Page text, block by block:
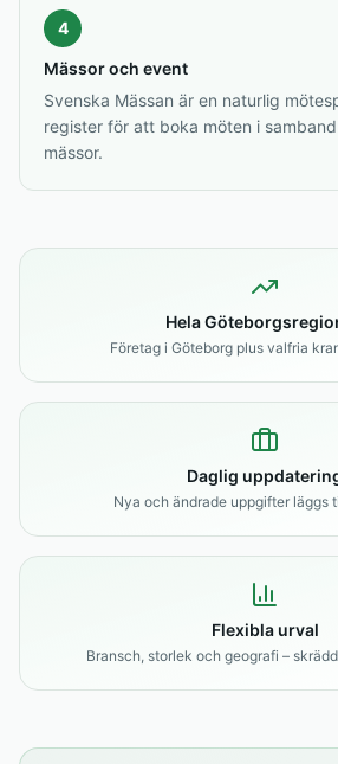
4
Mässor och event
Svenska Mässan är en naturlig
register för att boka möten i
mässor.
Hela
Företag i Göteborg plus valfria
Daglig
Nya och ändrade uppgifter läggs
Flexibla urval
Bransch, storlek och geografi –